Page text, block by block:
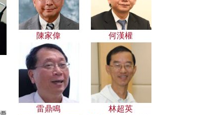
陳家偉 何漢權
雷鼎鳴 林超英